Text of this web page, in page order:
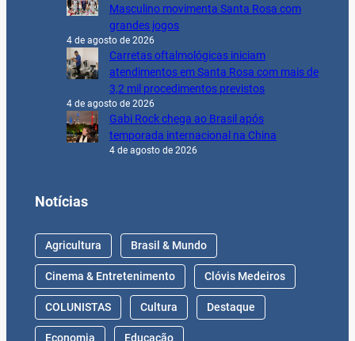
Masculino movimenta Santa Rosa com
grandes jogos
4 de agosto de 2026
Carretas oftalmológicas iniciam
atendimentos em Santa Rosa com mais de
3,2 mil procedimentos previstos
4 de agosto de 2026
Gabi Rock chega ao Brasil após
temporada internacional na China
4 de agosto de 2026
Notícias
Agricultura Brasil & Mundo
Cinema & Entretenimento Clóvis Medeiros
COLUNISTAS Cultura Destaque
Economia Educação